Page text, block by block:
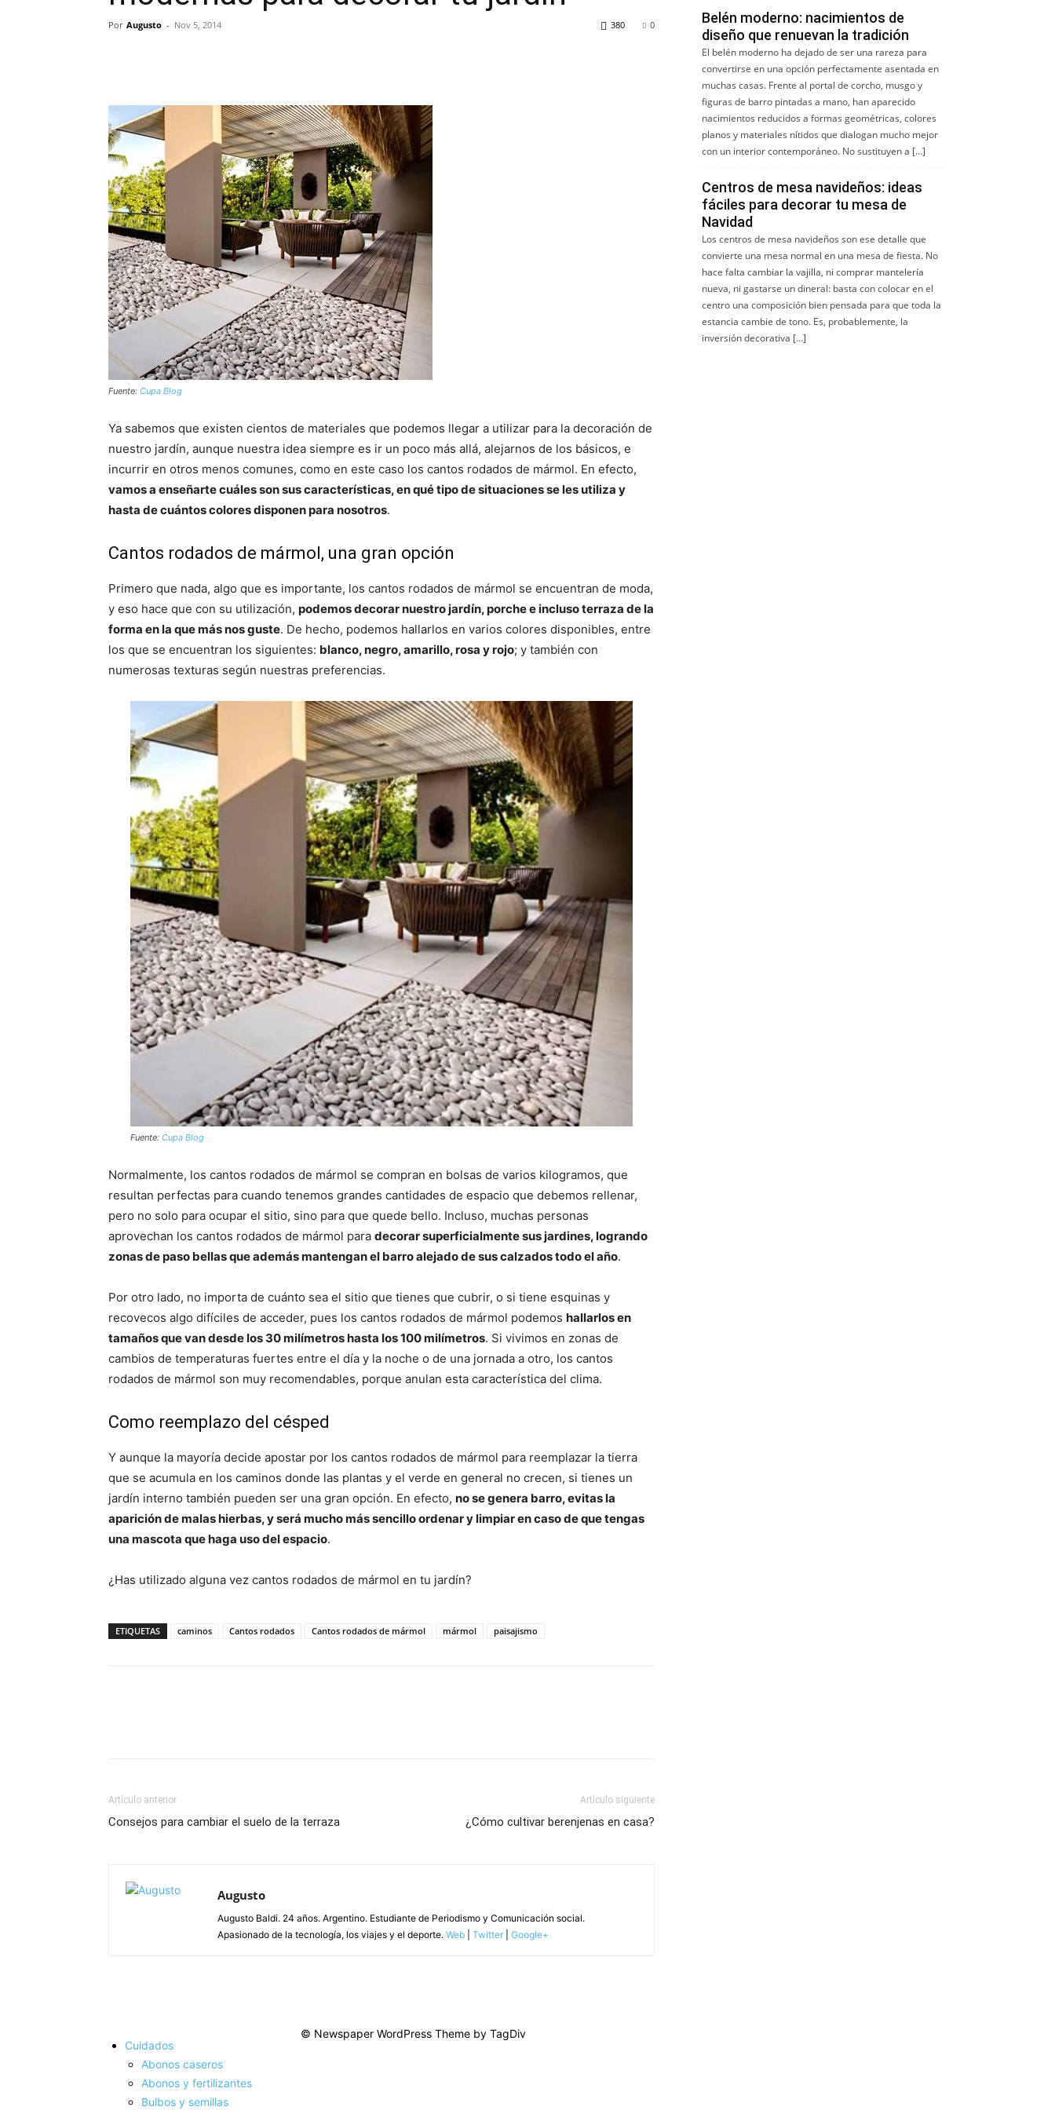
Por Augusto - Nov 5, 2014 0
380
Fuente: Cupa Blog
Ya sabemos que existen cientos de materiales que podemos llegar a utilizar para la decoración de
nuestro jardín, aunque nuestra idea siempre es ir un poco más allá, alejarnos de los básicos, e
incurrir en otros menos comunes, como en este caso los cantos rodados de mármol. En efecto,
vamos a enseñarte cuáles son sus características, en qué tipo de situaciones se les utiliza y
hasta de cuántos colores disponen para nosotros.
Cantos rodados de mármol, una gran opción
Primero que nada, algo que es importante, los cantos rodados de mármol se encuentran de moda,
y eso hace que con su utilización, podemos decorar nuestro jardín, porche e incluso terraza de la
forma en la que más nos guste. De hecho, podemos hallarlos en varios colores disponibles, entre
los que se encuentran los siguientes: blanco, negro, amarillo, rosa y rojo; y también con
numerosas texturas según nuestras preferencias.
Fuente: Cupa Blog
Normalmente, los cantos rodados de mármol se compran en bolsas de varios kilogramos, que
resultan perfectas para cuando tenemos grandes cantidades de espacio que debemos rellenar,
pero no solo para ocupar el sitio, sino para que quede bello. Incluso, muchas personas
aprovechan los cantos rodados de mármol para decorar superficialmente sus jardines, logrando
zonas de paso bellas que además mantengan el barro alejado de sus calzados todo el año.
Por otro lado, no importa de cuánto sea el sitio que tienes que cubrir, o si tiene esquinas y
recovecos algo difíciles de acceder, pues los cantos rodados de mármol podemos hallarlos en
tamaños que van desde los 30 milímetros hasta los 100 milímetros. Si vivimos en zonas de
cambios de temperaturas fuertes entre el día y la noche o de una jornada a otro, los cantos
rodados de mármol son muy recomendables, porque anulan esta característica del clima.
Como reemplazo del césped
Y aunque la mayoría decide apostar por los cantos rodados de mármol para reemplazar la tierra
que se acumula en los caminos donde las plantas y el verde en general no crecen, si tienes un
jardín interno también pueden ser una gran opción. En efecto, no se genera barro, evitas la
aparición de malas hierbas, y será mucho más sencillo ordenar y limpiar en caso de que tengas
una mascota que haga uso del espacio.
¿Has utilizado alguna vez cantos rodados de mármol en tu jardín?
ETIQUETAS caminos Cantos rodados Cantos rodados de mármol mármol paisajismo
Artículo anterior
Consejos para cambiar el suelo de la terraza
Artículo siguiente
¿Cómo cultivar berenjenas en casa?
Augusto
Augusto Baldi. 24 años. Argentino. Estudiante de Periodismo y Comunicación social.
Apasionado de la tecnología, los viajes y el deporte. Web Twitter Google+
Belén moderno: nacimientos de
diseño que renuevan la tradición
El belén moderno ha dejado de ser una rareza para
convertirse en una opción perfectamente asentada en
muchas casas. Frente al portal de corcho, musgo y
figuras de barro pintadas a mano, han aparecido
nacimientos reducidos a formas geométricas, colores
planos y materiales nítidos que dialogan mucho mejor
con un interior contemporáneo. No sustituyen a […]
Centros de mesa navideños: ideas
fáciles para decorar tu mesa de
Navidad
Los centros de mesa navideños son ese detalle que
convierte una mesa normal en una mesa de fiesta. No
hace falta cambiar la vajilla, ni comprar mantelería
nueva, ni gastarse un dineral: basta con colocar en el
centro una composición bien pensada para que toda la
estancia cambie de tono. Es, probablemente, la
inversión decorativa […]
Cuidados
Abonos caseros
Abonos y fertilizantes
Bulbos y semillas
© Newspaper WordPress Theme by TagDiv